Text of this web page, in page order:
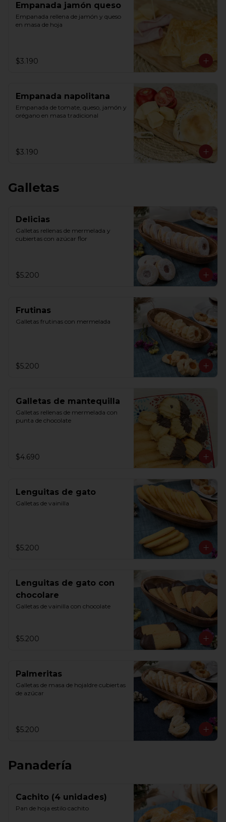
Empanada jamón queso
Empanada rellena de jamón y queso
en masa de hoja
$3.190
Empanada napolitana
Empanada de tomate, queso, jamón y
orégano en masa tradicional
$3.190
Galletas
Delicias
Galletas rellenas de mermelada y
cubiertas con azúcar flor
$5.200
Frutinas
Galletas frutinas con mermelada
$5.200
Galletas de mantequilla
Galletas rellenas de mermelada con
punta de chocolate
$4.690
Lenguitas de gato
Galletas de vainilla
$5.200
Lenguitas de gato con
chocolare
Galletas de vainilla con chocolate
$5.200
Palmeritas
Galletas de masa de hojaldre cubiertas
de azúcar
$5.200
Panadería
Cachito (4 unidades)
Pan de hoja estilo cachito